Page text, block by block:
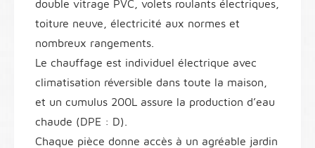
double vitrage PVC, volets roulants électriques,
toiture neuve, électricité aux normes et
nombreux rangements.
Le chauffage est individuel électrique avec
climatisation réversible dans toute la maison,
et un cumulus 200L assure la production d’eau
chaude (DPE : D).
Chaque pièce donne accès à un agréable jardin